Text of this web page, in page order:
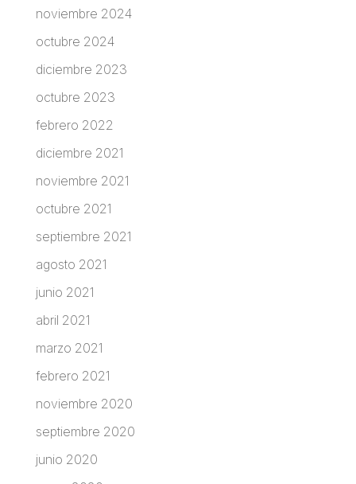
noviembre 2024
octubre 2024
diciembre 2023
octubre 2023
febrero 2022
diciembre 2021
noviembre 2021
octubre 2021
septiembre 2021
agosto 2021
junio 2021
abril 2021
marzo 2021
febrero 2021
noviembre 2020
septiembre 2020
junio 2020